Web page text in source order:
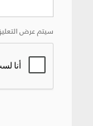
سيتم عرض